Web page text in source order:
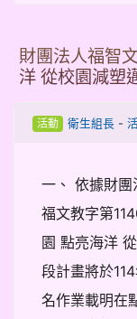
財團法人福智
洋 從校園減塑
活動 衛生組長-
一、 依據財團
福文教字第
園 點亮海洋
段計畫將於
名作業載明在